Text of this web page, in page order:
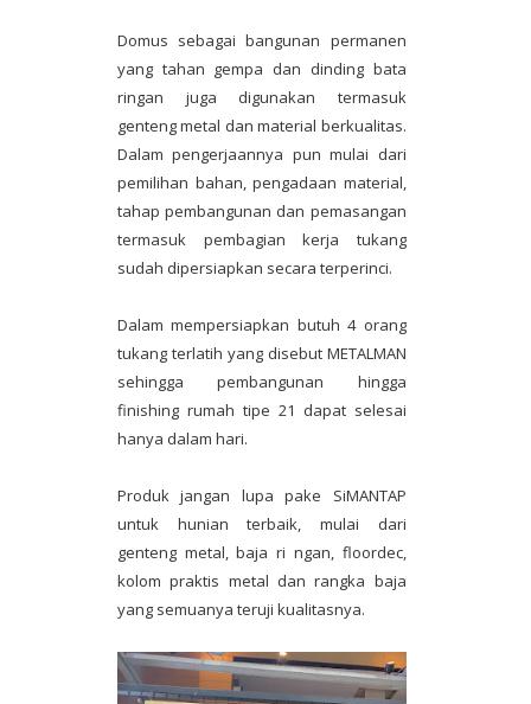
Domus sebagai bangunan permanen
yang tahan gempa dan dinding bata
ringan juga digunakan termasuk
genteng metal dan material berkualitas.
Dalam pengerjaannya pun mulai dari
pemilihan bahan, pengadaan material,
tahap pembangunan dan pemasangan
termasuk pembagian kerja tukang
sudah dipersiapkan secara terperinci.
Dalam mempersiapkan butuh 4 orang
tukang terlatih yang disebut METALMAN
sehingga pembangunan hingga
finishing rumah tipe 21 dapat selesai
hanya dalam hari.
Produk jangan lupa pake SiMANTAP
untuk hunian terbaik, mulai dari
genteng metal, baja ri ngan, floordec,
kolom praktis metal dan rangka baja
yang semuanya teruji kualitasnya.